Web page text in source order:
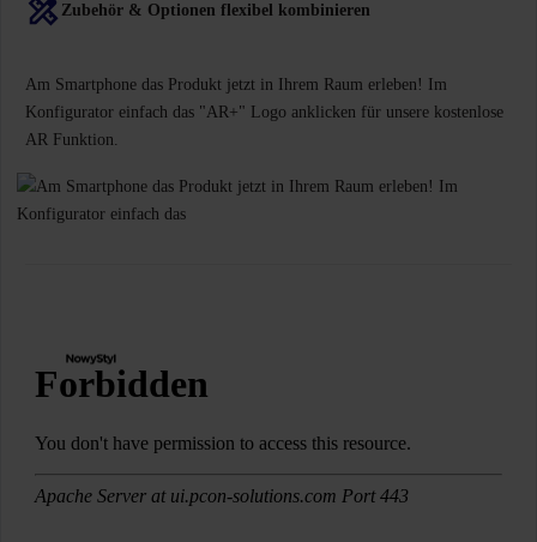
Zubehör & Optionen flexibel kombinieren
Am Smartphone das Produkt jetzt in Ihrem Raum erleben! Im
Konfigurator einfach das "AR+" Logo anklicken für unsere kostenlose
AR Funktion.